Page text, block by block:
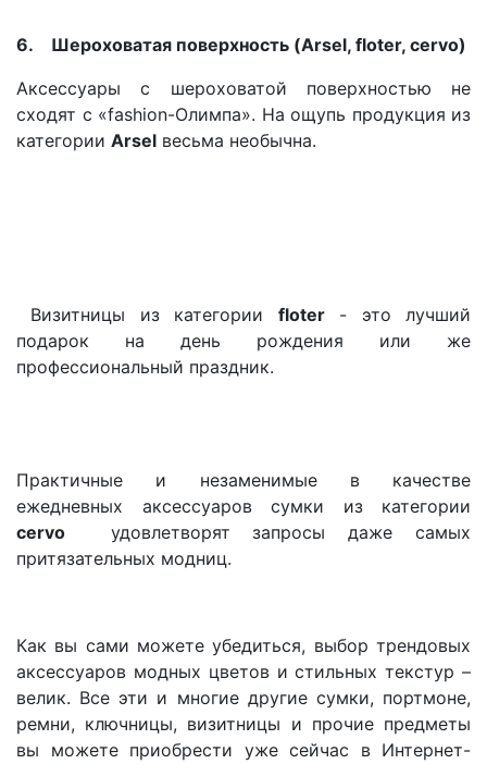
6. Шероховатая поверхность (Arsel, floter, cervo)
Аксессуары с шероховатой поверхностью не
сходят с «fashion-Олимпа». На ощупь продукция из
категории Arsel весьма необычна.
Визитницы из категории floter- это лучший
подарок на день рождения или же
профессиональный праздник.
Практичные и незаменимые в качестве
ежедневных аксессуаров сумки из категории
cervo удовлетворят запросы даже самых
притязательных модниц.
Как вы сами можете убедиться, выбор трендовых
аксессуаров модных цветов и стильных текстур –
велик. Все эти и многие другие сумки, портмоне,
ремни, ключницы, визитницы и прочие предметы
вы можете приобрести уже сейчас в Интернет-